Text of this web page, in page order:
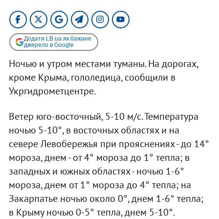
Додати LB.ua як бажане
джерело в Google
Ночью и утром местами туманы. На дорогах,
кроме Крыма, гололедица, сообщили в
Укргидрометцентре.
Ветер юго-восточный, 5-10 м/с. Температура
ночью 5-10°, в восточных областях и на
севере Левобережья при прояснениях - до 14°
мороза, днем - от 4° мороза до 1° тепла; в
западных и южных областях - ночью 1-6°
мороза, днем от 1° мороза до 4° тепла; на
Закарпатье ночью около 0°, днем 1-6° тепла;
в Крыму ночью 0-5° тепла, днем 5-10°.